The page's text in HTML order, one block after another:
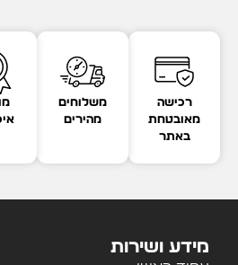
רכישה
מאובטחת
באתר
משלוחים
מהירים
מידע ושירות